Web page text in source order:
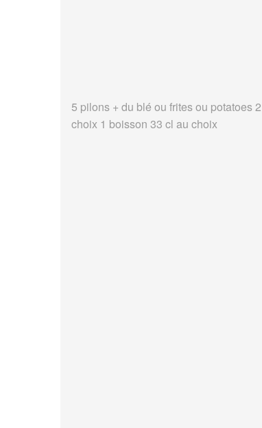
5 pilons + du blé ou frites ou potatoes
choix 1 boisson 33 cl au choix